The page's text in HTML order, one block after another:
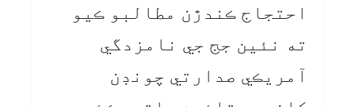
احتجاج ڪندڙن مطالبو ڪيو
ته نئين جج جي نامزدگي
آمريڪي صدارتي چونڊن